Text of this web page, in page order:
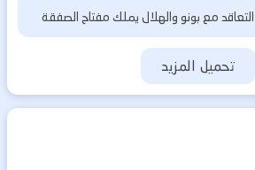
مع بونو والهلال يملك مفتاح الصفقة
تحميل المزيد